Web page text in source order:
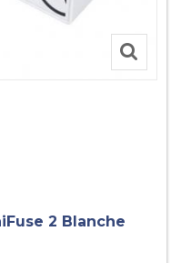
2 Blanche